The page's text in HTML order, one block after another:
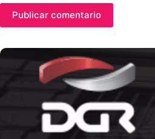
Publicar comentario